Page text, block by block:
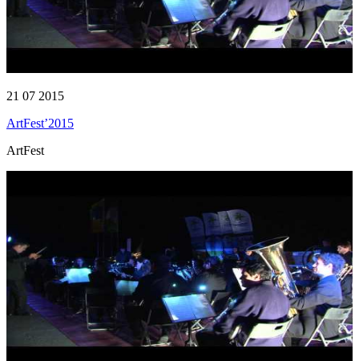
21 07 2015
ArtFest’2015
ArtFest